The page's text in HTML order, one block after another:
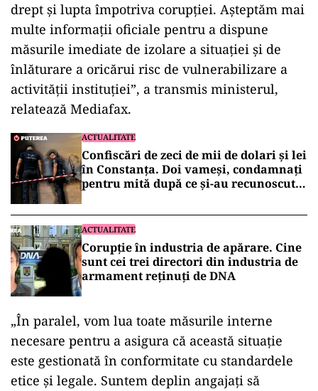
drept și lupta împotriva corupției. Așteptăm mai
multe informații oficiale pentru a dispune
măsurile imediate de izolare a situației și de
înlăturare a oricărui risc de vulnerabilizare a
activității instituției”, a transmis ministerul,
relatează Mediafax.
ACTUALITATE
Confiscări de zeci de mii de dolari și lei
în Constanța. Doi vameși, condamnați
pentru mită după ce și-au recunoscut
ACTUALITATE
Corupție în industria de apărare. Cine
sunt cei trei directori din industria de
armament reținuți de DNA
„În paralel, vom lua toate măsurile interne
necesare pentru a asigura că această situație
este gestionată în conformitate cu standardele
etice și legale. Suntem deplin angajați să